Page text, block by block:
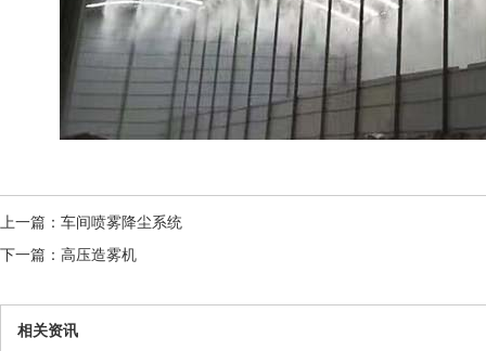
上一篇： 车间喷雾降尘系统
下一篇： 高压造雾机
相关资讯